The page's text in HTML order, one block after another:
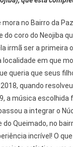
no Bairro da
do coro do Neojiba
irmã ser a primeira
em que
queria que seus
quando
a música escolhida
a integrar o
do Queimado, no
incrível! O